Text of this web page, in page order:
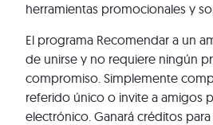
herramientas promocionales y
El programa Recomendar a un
de unirse y no requiere ningún
compromiso. Simplemente
referido único o invite a amigos
electrónico. Ganará créditos